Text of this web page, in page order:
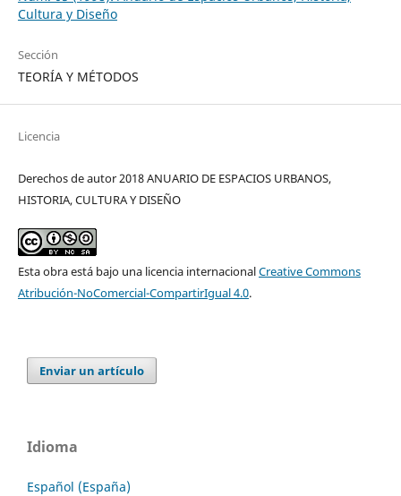
Cultura y Diseño
Sección
TEORÍA Y MÉTODOS
Licencia
Derechos de autor 2018 ANUARIO DE ESPACIOS URBANOS,
HISTORIA, CULTURA Y DISEÑO
Esta obra está bajo una licencia internacionalCreative Commons
Atribución-NoComercial-CompartirIgual 4.0.
Enviar un artículo
Idioma
Español (España)